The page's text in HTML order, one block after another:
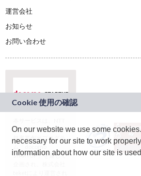
運営会社
お知らせ
お問い合わせ
ドコモグループの新
規事業創出プログラ
ム「docomo
STARTUP」を通じて
On our website we use some
necessary for our site to work
information about how our site is